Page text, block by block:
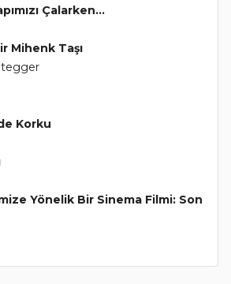
Çalarken...
Mihenk Taşı
Korku
Yönelik Bir Sinema Filmi: Son